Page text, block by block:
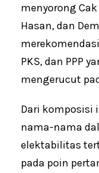
menyorong
Hasan, dan
PKS, dan PPP
mengerucut
Dari komposisi
nama-nama
elektabilitas
pada poin